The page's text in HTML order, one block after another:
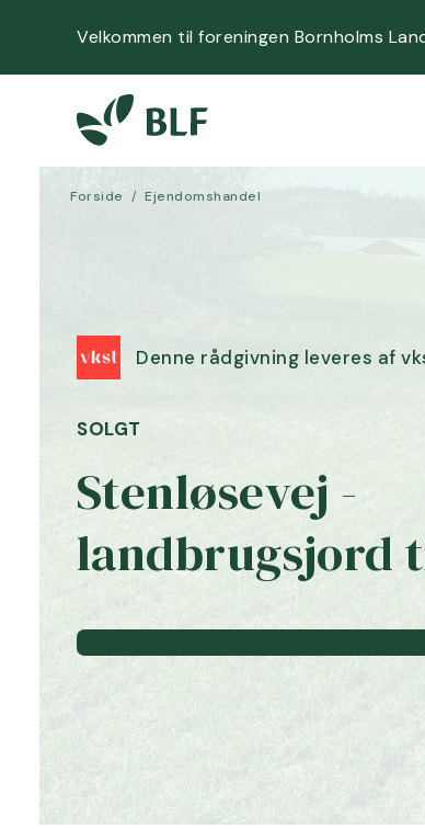
Velkommen til foreningen Bornholms
Denne rådgivning leveres af
SOLGT
Stenløsevej -
landbrugsjord
Forside / Ejendomshandel